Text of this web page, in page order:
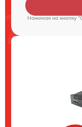
Нажимая на кнопку